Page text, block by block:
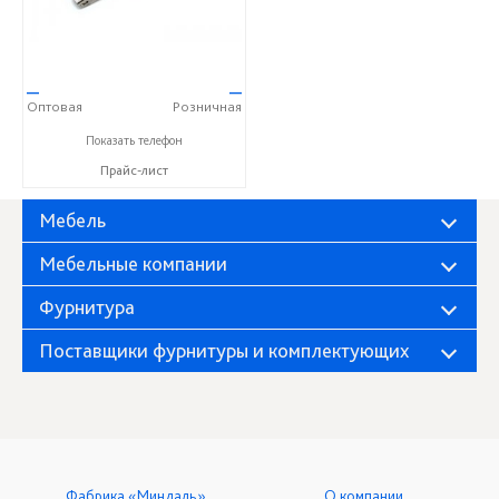
—
Оптовая
—
Розничная
+7(812) 380-66-86
Показать телефон
Прайс-лист
Мебель
Мебельные компании
Фурнитура
Поставщики фурнитуры и комплектующих
Фабрика «Миндаль» О компании